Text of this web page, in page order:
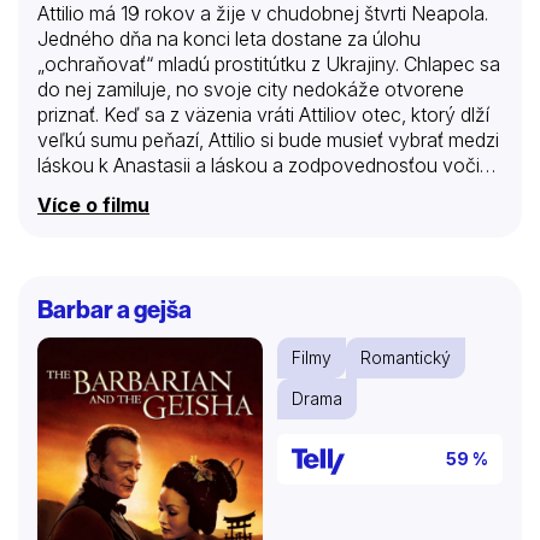
Attilio má 19 rokov a žije v chudobnej štvrti Neapola.
Jedného dňa na konci leta dostane za úlohu
„ochraňovať“ mladú prostitútku z Ukrajiny. Chlapec sa
do nej zamiluje, no svoje city nedokáže otvorene
priznať. Keď sa z väzenia vráti Attiliov otec, ktorý dlží
veľkú sumu peňazí, Attilio si bude musieť vybrať medzi
láskou k Anastasii a láskou a zodpovednosťou voči
Více o filmu
Barbar a gejša
Filmy
Romantický
Drama
59 %